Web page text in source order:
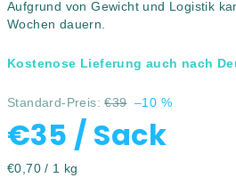
Aufgrund von Gewicht und Logistik
Wochen dauern.
Kostenose Lieferung auch nach
Standard-Preis: €39 –10 %
€35 / Sack
Verkaufspreis:
€0,70 / 1 kg